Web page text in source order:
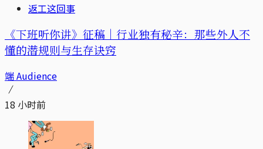
返工这回事
《下班听你讲》征稿｜行业独有秘辛：那些外人不
懂的潜规则与生存诀窍
端 Audience
18 小时前